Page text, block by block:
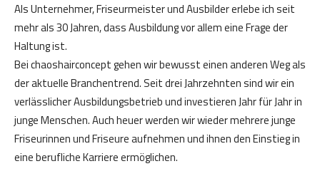
Als Unternehmer, Friseurmeister und Ausbilder erlebe ich seit
mehr als 30 Jahren, dass Ausbildung vor allem eine Frage der
Haltung ist.
Bei chaoshairconcept gehen wir bewusst einen anderen Weg als
der aktuelle Branchentrend. Seit drei Jahrzehnten sind wir ein
verlässlicher Ausbildungsbetrieb und investieren Jahr für Jahr in
junge Menschen. Auch heuer werden wir wieder mehrere junge
Friseurinnen und Friseure aufnehmen und ihnen den Einstieg in
eine berufliche Karriere ermöglichen.